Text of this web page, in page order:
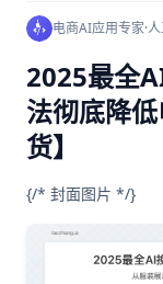
电商AI应用专家·
2025最全
法彻底降
货】
{/* 封面图片 */}